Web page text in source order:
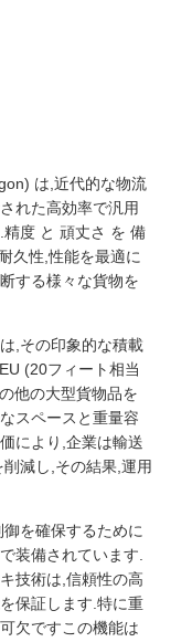
は,近代的な物流
れた高効率で汎用
度 と 頑丈さ を 備
久性,性能を最適に
する様々な貨物を
,その印象的な積載
(20フィート相当
他の大型貨物品を
スペースと重量容
により,企業は輸送
減し,その結果,運用
を確保するために
装備されています.
技術は,信頼性の高
保証します.特に重
欠ですこの機能は